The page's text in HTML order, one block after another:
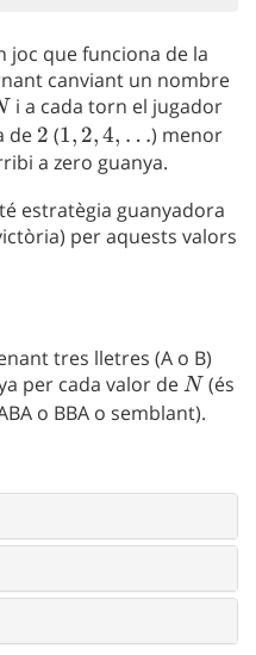
joc que funciona de la
canviant un nombre
i a cada torn el jugador
de 2
2 (1,2,4,
\ldots
1, 2, 4, …) menor
a zero guanya.
estratègia guanyadora
per aquests valors
tres lletres (A o B)
per cada valor deN
N (és
o BBA o semblant).